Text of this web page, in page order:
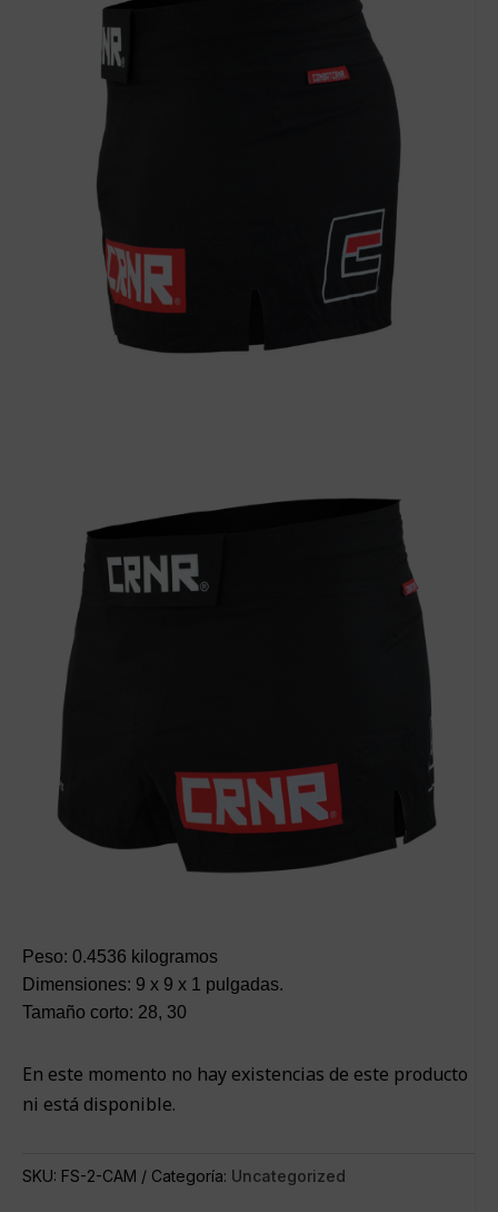
Peso: 0.4536 kilogramos
Dimensiones: 9 x 9 x 1 pulgadas.
Tamaño corto: 28, 30
En este momento no hay existencias de este producto
ni está disponible.
SKU: FS-2-CAM Categoría: Uncategorized